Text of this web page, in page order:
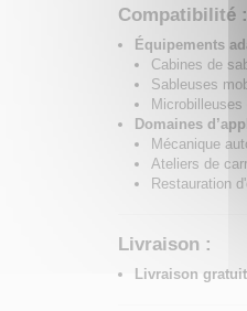
Compatibilité :
Équipements
Cabines de
Sableuses
Microbilleuses
Domaines
Mécanique
Ateliers de
Restauration
Livraison :
Livraison